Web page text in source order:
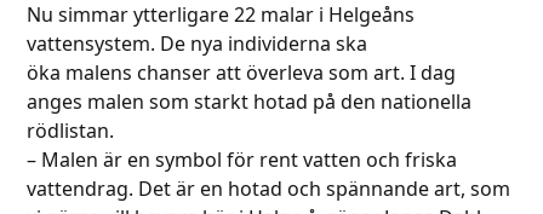
Nu simmar ytterligare 22 malar i Helgeåns
vattensystem. De nya individerna ska
öka malens chanser att överleva som art. I dag
anges malen som starkt hotad på den nationella
rödlistan.
– Malen är en symbol för rent vatten och friska
vattendrag. Det är en hotad och spännande art, som